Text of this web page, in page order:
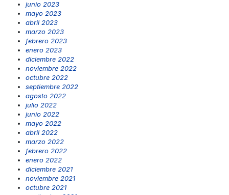
junio 2023
mayo 2023
abril 2023
marzo 2023
febrero 2023
enero 2023
diciembre 2022
noviembre 2022
octubre 2022
septiembre 2022
agosto 2022
julio 2022
junio 2022
mayo 2022
abril 2022
marzo 2022
febrero 2022
enero 2022
diciembre 2021
noviembre 2021
octubre 2021